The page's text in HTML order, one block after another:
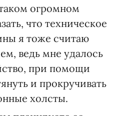
огромном
что техническое
я тоже считаю
ведь мне удалось
при помощи
и прокручивать
холсты.